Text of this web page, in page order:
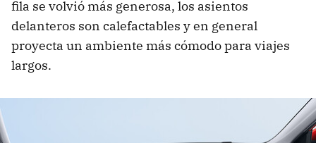
fila se volvió más generosa, los asientos
delanteros son calefactables y en general
proyecta un ambiente más cómodo para viajes
largos.